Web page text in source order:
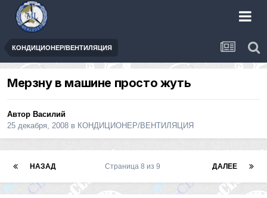
КОНДИЦИОНЕР/ВЕНТИЛЯЦИЯ
Мерзну в машине просто жуть
Автор Василий
25 декабря, 2008 в КОНДИЦИОНЕР/ВЕНТИЛЯЦИЯ
НАЗАД ДАЛЕЕ
Страница 8 из 9